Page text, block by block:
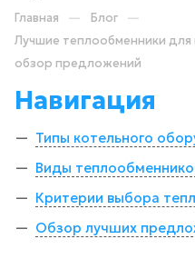
Главная — Блог —
Лучшие теплообменники для
обзор предложений
Навигация
Типы котельного
Виды
Критерии выбора
Обзор лучших